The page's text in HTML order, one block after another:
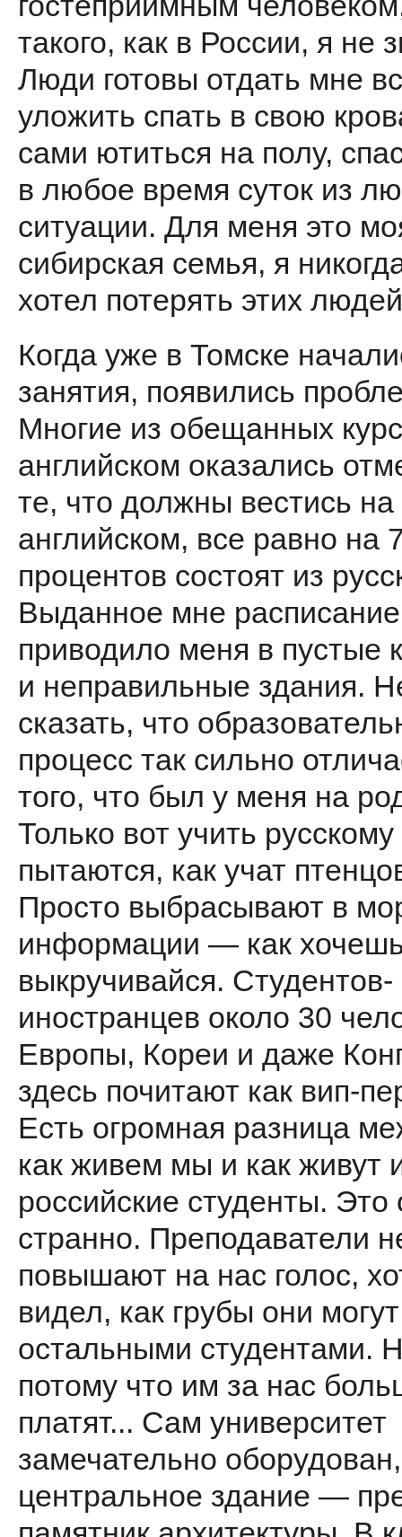
такого, как в России, я не
Люди готовы отдать мне
уложить спать в свою
сами ютиться на полу,
в любое время суток из
ситуации. Для меня это
сибирская семья, я
хотел потерять этих
Когда уже в Томске
занятия, появились
Многие из обещанных
английском оказались
те, что должны вестись на
английском, все равно на
процентов состоят из
Выданное мне
приводило меня в пустые
и неправильные здания.
сказать, что
процесс так сильно
того, что был у меня на
Только вот учить
пытаются, как учат
Просто выбрасывают в
информации — как
выкручивайся. Студентов-
иностранцев около 30
Европы, Кореи и даже
здесь почитают как вип-
Есть огромная разница
как живем мы и как живут
российские студенты. Это
странно. Преподаватели
повышают на нас голос,
видел, как грубы они
остальными студентами.
потому что им за нас
платят... Сам университет
замечательно
центральное здание —